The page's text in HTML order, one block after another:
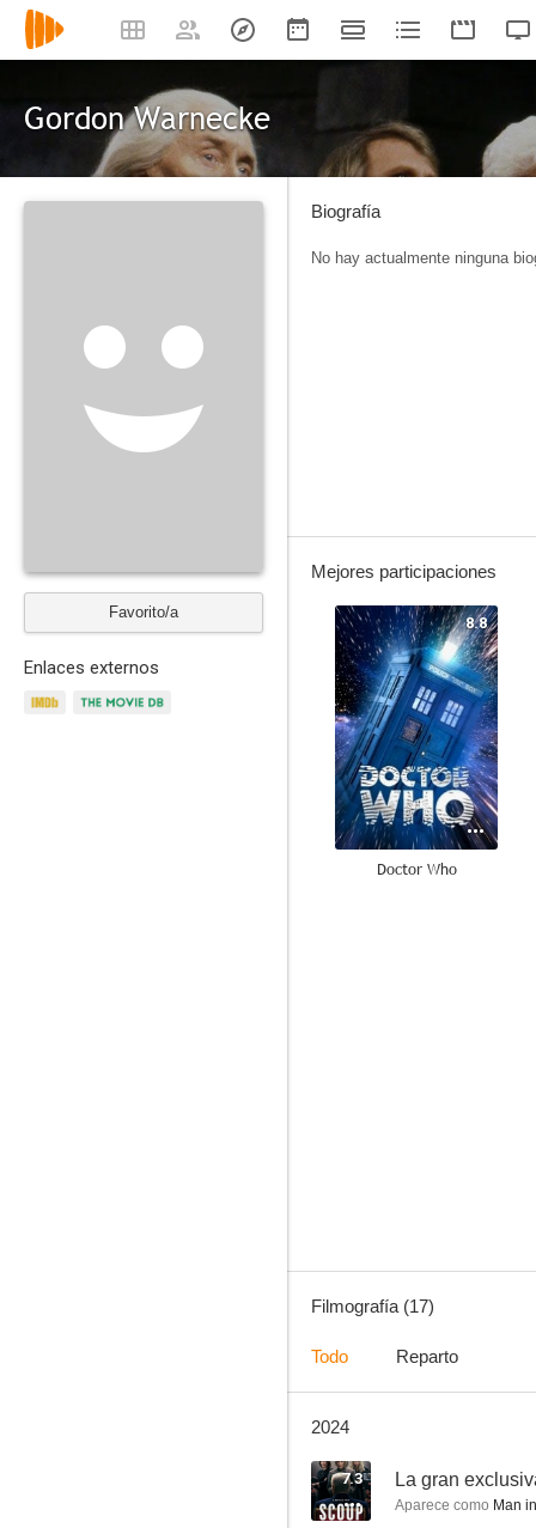
Gordon Warnecke
Favorito/a
Enlaces externos
Biografía
No hay actualmente ninguna
Mejores participaciones
8.8
Doctor Who
Filmografía (17)
Todo Reparto
2024
7.3 La gran
Aparece como Man